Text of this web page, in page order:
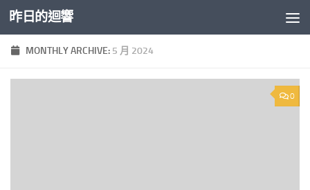
Skip to content
昨日的迴響
MONTHLY ARCHIVE: 5 月 2024
0